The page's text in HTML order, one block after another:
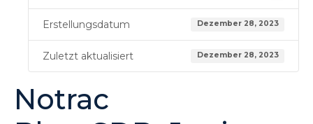
Erstellungsdatum Dezember 28, 2023
Zuletzt aktualisiert Dezember 28, 2023
Notrac